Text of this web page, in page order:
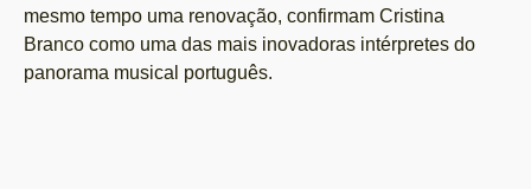
mesmo tempo uma renovação, confirmam Cristina
Branco como uma das mais inovadoras intérpretes do
panorama musical português.